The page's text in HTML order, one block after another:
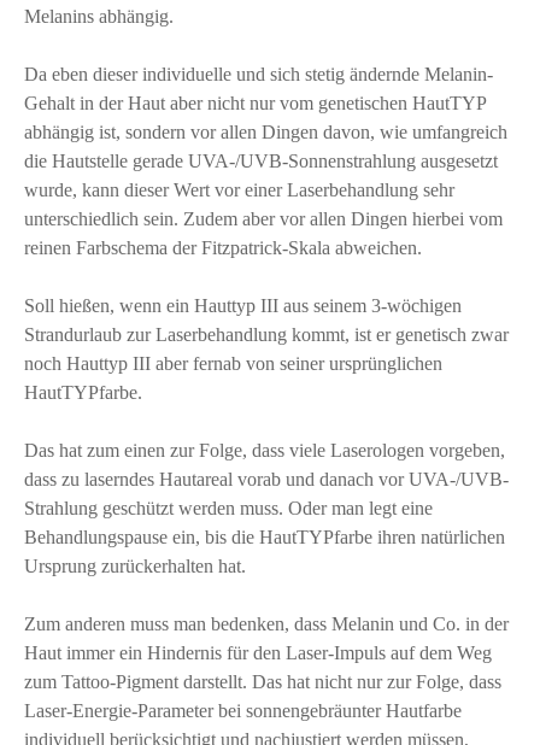
Melanins abhängig.
Da eben dieser individuelle und sich stetig ändernde Melanin-
Gehalt in der Haut aber nicht nur vom genetischen HautTYP
abhängig ist, sondern vor allen Dingen davon, wie umfangreich
die Hautstelle gerade UVA-/UVB-Sonnenstrahlung ausgesetzt
wurde, kann dieser Wert vor einer Laserbehandlung sehr
unterschiedlich sein. Zudem aber vor allen Dingen hierbei vom
reinen Farbschema der Fitzpatrick-Skala abweichen.
Soll hießen, wenn ein Hauttyp III aus seinem 3-wöchigen
Strandurlaub zur Laserbehandlung kommt, ist er genetisch zwar
noch Hauttyp III aber fernab von seiner ursprünglichen
HautTYPfarbe.
Das hat zum einen zur Folge, dass viele Laserologen vorgeben,
dass zu laserndes Hautareal vorab und danach vor UVA-/UVB-
Strahlung geschützt werden muss. Oder man legt eine
Behandlungspause ein, bis die HautTYPfarbe ihren natürlichen
Ursprung zurückerhalten hat.
Zum anderen muss man bedenken, dass Melanin und Co. in der
Haut immer ein Hindernis für den Laser-Impuls auf dem Weg
zum Tattoo-Pigment darstellt. Das hat nicht nur zur Folge, dass
Laser-Energie-Parameter bei sonnengebräunter Hautfarbe
individuell berücksichtigt und nachjustiert werden müssen,